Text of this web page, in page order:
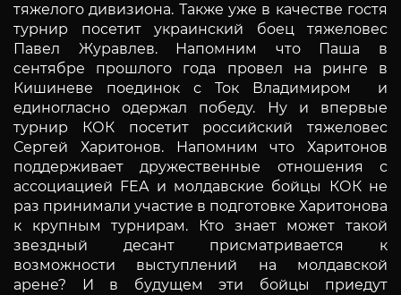
тяжелого дивизиона. Также уже в качестве гостя
турнир посетит украинский боец тяжеловес
Павел Журавлев. Напомним что Паша в
сентябре прошлого года провел на ринге в
Кишиневе поединок с Ток Владимиром и
единогласно одержал победу. Ну и впервые
турнир КОК посетит российский тяжеловес
Сергей Харитонов. Напомним что Харитонов
поддерживает дружественные отношения с
ассоциацией FEA и молдавские бойцы КОК не
раз принимали участие в подготовке Харитонова
к крупным турнирам. Кто знает может такой
звездный десант присматривается к
возможности выступлений на молдавской
арене? И в будущем эти бойцы приедут